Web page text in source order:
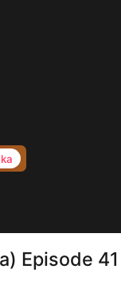
Episode 41